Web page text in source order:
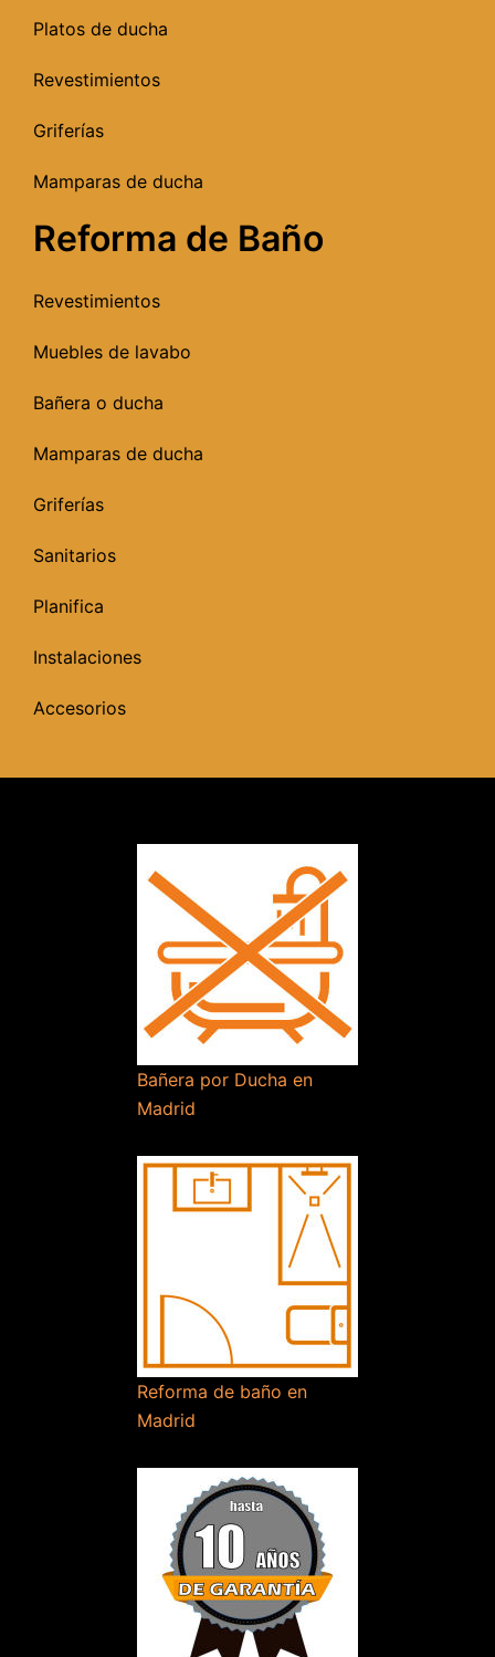
Platos de ducha
Revestimientos
Griferías
Mamparas de ducha
Reforma de Baño
Revestimientos
Muebles de lavabo
Bañera o ducha
Mamparas de ducha
Griferías
Sanitarios
Planifica
Instalaciones
Accesorios
Bañera por Ducha en
Madrid
Reforma de baño en
Madrid